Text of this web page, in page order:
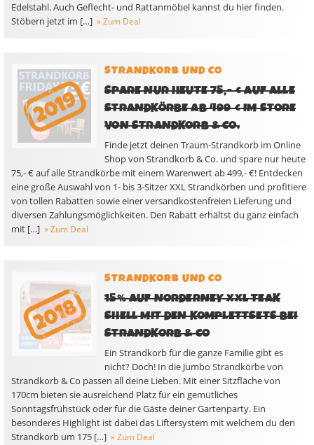
Edelstahl. Auch Geflecht- und Rattanmöbel kannst du hier finden.
Stöbern jetzt im […] » Zum Deal
STRANDKORB UND CO
SPARE NUR HEUTE 75,- € AUF ALLE
STRANDKÖRBE AB 499 € IM STORE
VON STRANDKORB & CO.
Finde jetzt deinen Traum-Strandkorb im Online
Shop von Strandkorb & Co. und spare nur heute
75,- € auf alle Strandkörbe mit einem Warenwert ab 499,- €! Entdecken
eine große Auswahl von 1- bis 3-Sitzer XXL Strandkörben und profitiere
von tollen Rabatten sowie einer versandkostenfreien Lieferung und
diversen Zahlungsmöglichkeiten. Den Rabatt erhältst du ganz einfach
mit […] » Zum Deal
STRANDKORB UND CO
15% AUF NORDERNEY XXL TEAK
SHELL MIT DEN KOMPLETTSETS BEI
STRANDKORB & CO
Ein Strandkorb für die ganze Familie gibt es
nicht? Doch! In die Jumbo Strandkörbe von
Strandkorb & Co passen all deine Lieben. Mit einer Sitzfläche von
170cm bieten sie ausreichend Platz für ein gemütliches
Sonntagsfrühstück oder für die Gäste deiner Gartenparty. Ein
besonderes Highlight ist dabei das Liftersystem mit welchem du den
Strandkorb um 175 […] » Zum Deal